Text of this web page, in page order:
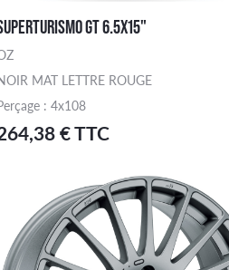
GT 6.5X15"
MAT LETTRE ROUGE
: 4x108
€ TTC